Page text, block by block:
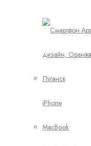
iPhone
MacBook